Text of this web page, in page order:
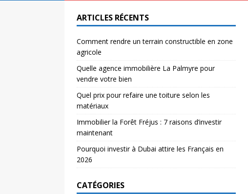
ARTICLES RÉCENTS
Comment rendre un terrain constructible en zone
agricole
Quelle agence immobilière La Palmyre pour
vendre votre bien
Quel prix pour refaire une toiture selon les
matériaux
Immobilier la Forêt Fréjus : 7 raisons d’investir
maintenant
Pourquoi investir à Dubai attire les Français en
2026
CATÉGORIES